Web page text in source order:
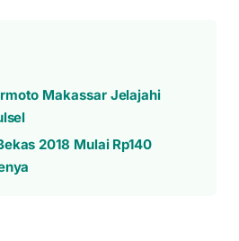
Makassar Jelajahi
2018 Mulai Rp140